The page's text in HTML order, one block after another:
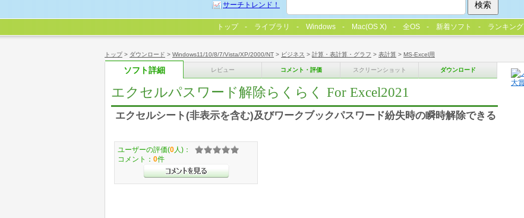
トップ> ダウンロード > Windows11/10/8/7/Vista/XP/2000/NT > ビジネス > 計算・表計算・グラフ > 表計算 > MS-Excel用
ソフト詳細 レビュー コメント・評価 スクリーンショット ダウンロード
エクセルパスワード解除らくらく For Excel2021
エクセルシート(非表示を含む)及びワークブックパスワード紛失時の瞬時解除できる
ユーザーの評価(0 人)：
コメント： 0件
サーチトレンド！
トップ ライブラリ Windows Mac(OS X) 全OS 新着ソフト ランキング